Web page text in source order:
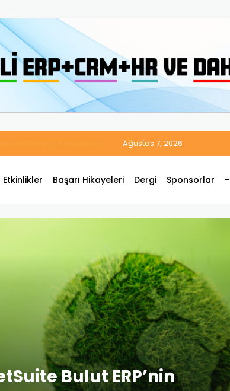
ve Muhasebe Süreçlerini Tek Platformda Birleştirdi
Ağustos 7, 2026
Etkinlikler Başarı Hikayeleri Dergi Sponsorlar –
Bulut ERP’nin